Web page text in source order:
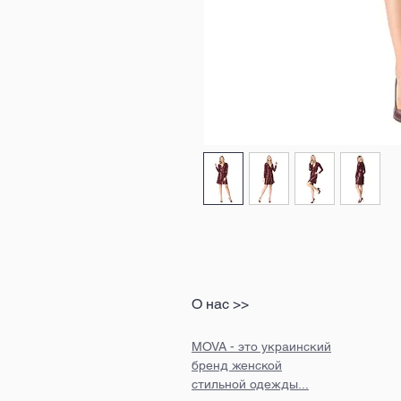
О нас >>
MOVA - это украинский
бренд женской
стильной одежды...